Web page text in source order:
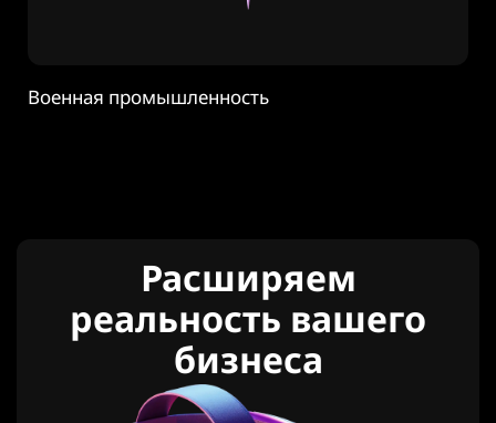
Военная промышленность
Расширяем
реальность вашего
бизнеса